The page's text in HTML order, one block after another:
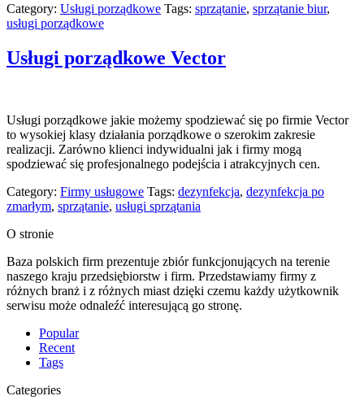
Category: Usługi porządkowe Tags: sprzątanie, sprzątanie biur,
usługi porządkowe
Usługi porządkowe Vector
Usługi porządkowe jakie możemy spodziewać się po firmie Vector
to wysokiej klasy działania porządkowe o szerokim zakresie
realizacji. Zarówno klienci indywidualni jak i firmy mogą
spodziewać się profesjonalnego podejścia i atrakcyjnych cen.
Category: Firmy usługowe Tags: dezynfekcja, dezynfekcja po
zmarłym, sprzątanie, usługi sprzątania
O stronie
Baza polskich firm prezentuje zbiór funkcjonujących na terenie
naszego kraju przedsiębiorstw i firm. Przedstawiamy firmy z
różnych branż i z różnych miast dzięki czemu każdy użytkownik
serwisu może odnaleźć interesującą go stronę.
Popular
Recent
Tags
Categories